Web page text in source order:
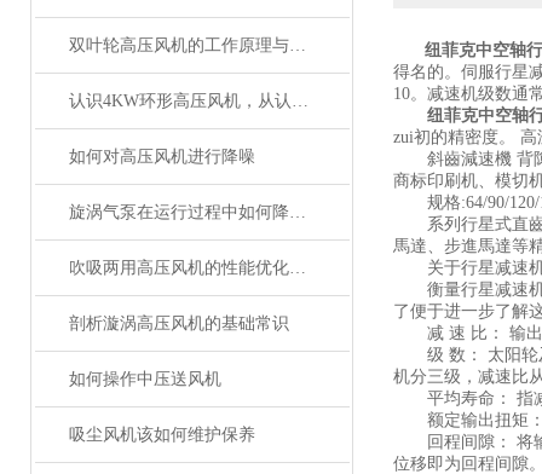
双叶轮高压风机的工作原理与设计优势
认识4KW环形高压风机，从认识它的特点开始
如何对高压风机进行降噪
旋涡气泵在运行过程中如何降低噪音
吹吸两用高压风机的性能优化与维护技巧
剖析漩涡高压风机的基础常识
如何操作中压送风机
吸尘风机该如何维护保养
纽菲克中空轴
得名的。伺服行星
10。减速机级数通
纽菲克中空轴
zui初的精密度。
斜齒減速機 背隙
商标印刷机、模切
规格:64/90/120/
系列行星式直齒
馬達、步進馬達等
关于行星减速机
衡量行星减速机
了便于进一步了解
减 速 比： 输出
级 数： 太阳轮及
机分三级，减速比
平均寿命： 指减
额定输出扭矩：
回程间隙： 将输
位移即为回程间隙